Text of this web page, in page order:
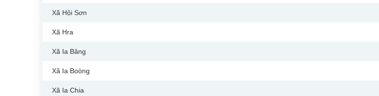
Xã Hội Sơn
Xã Hra
Xã Ia Băng
Xã Ia Boòng
Xã Ia Chia